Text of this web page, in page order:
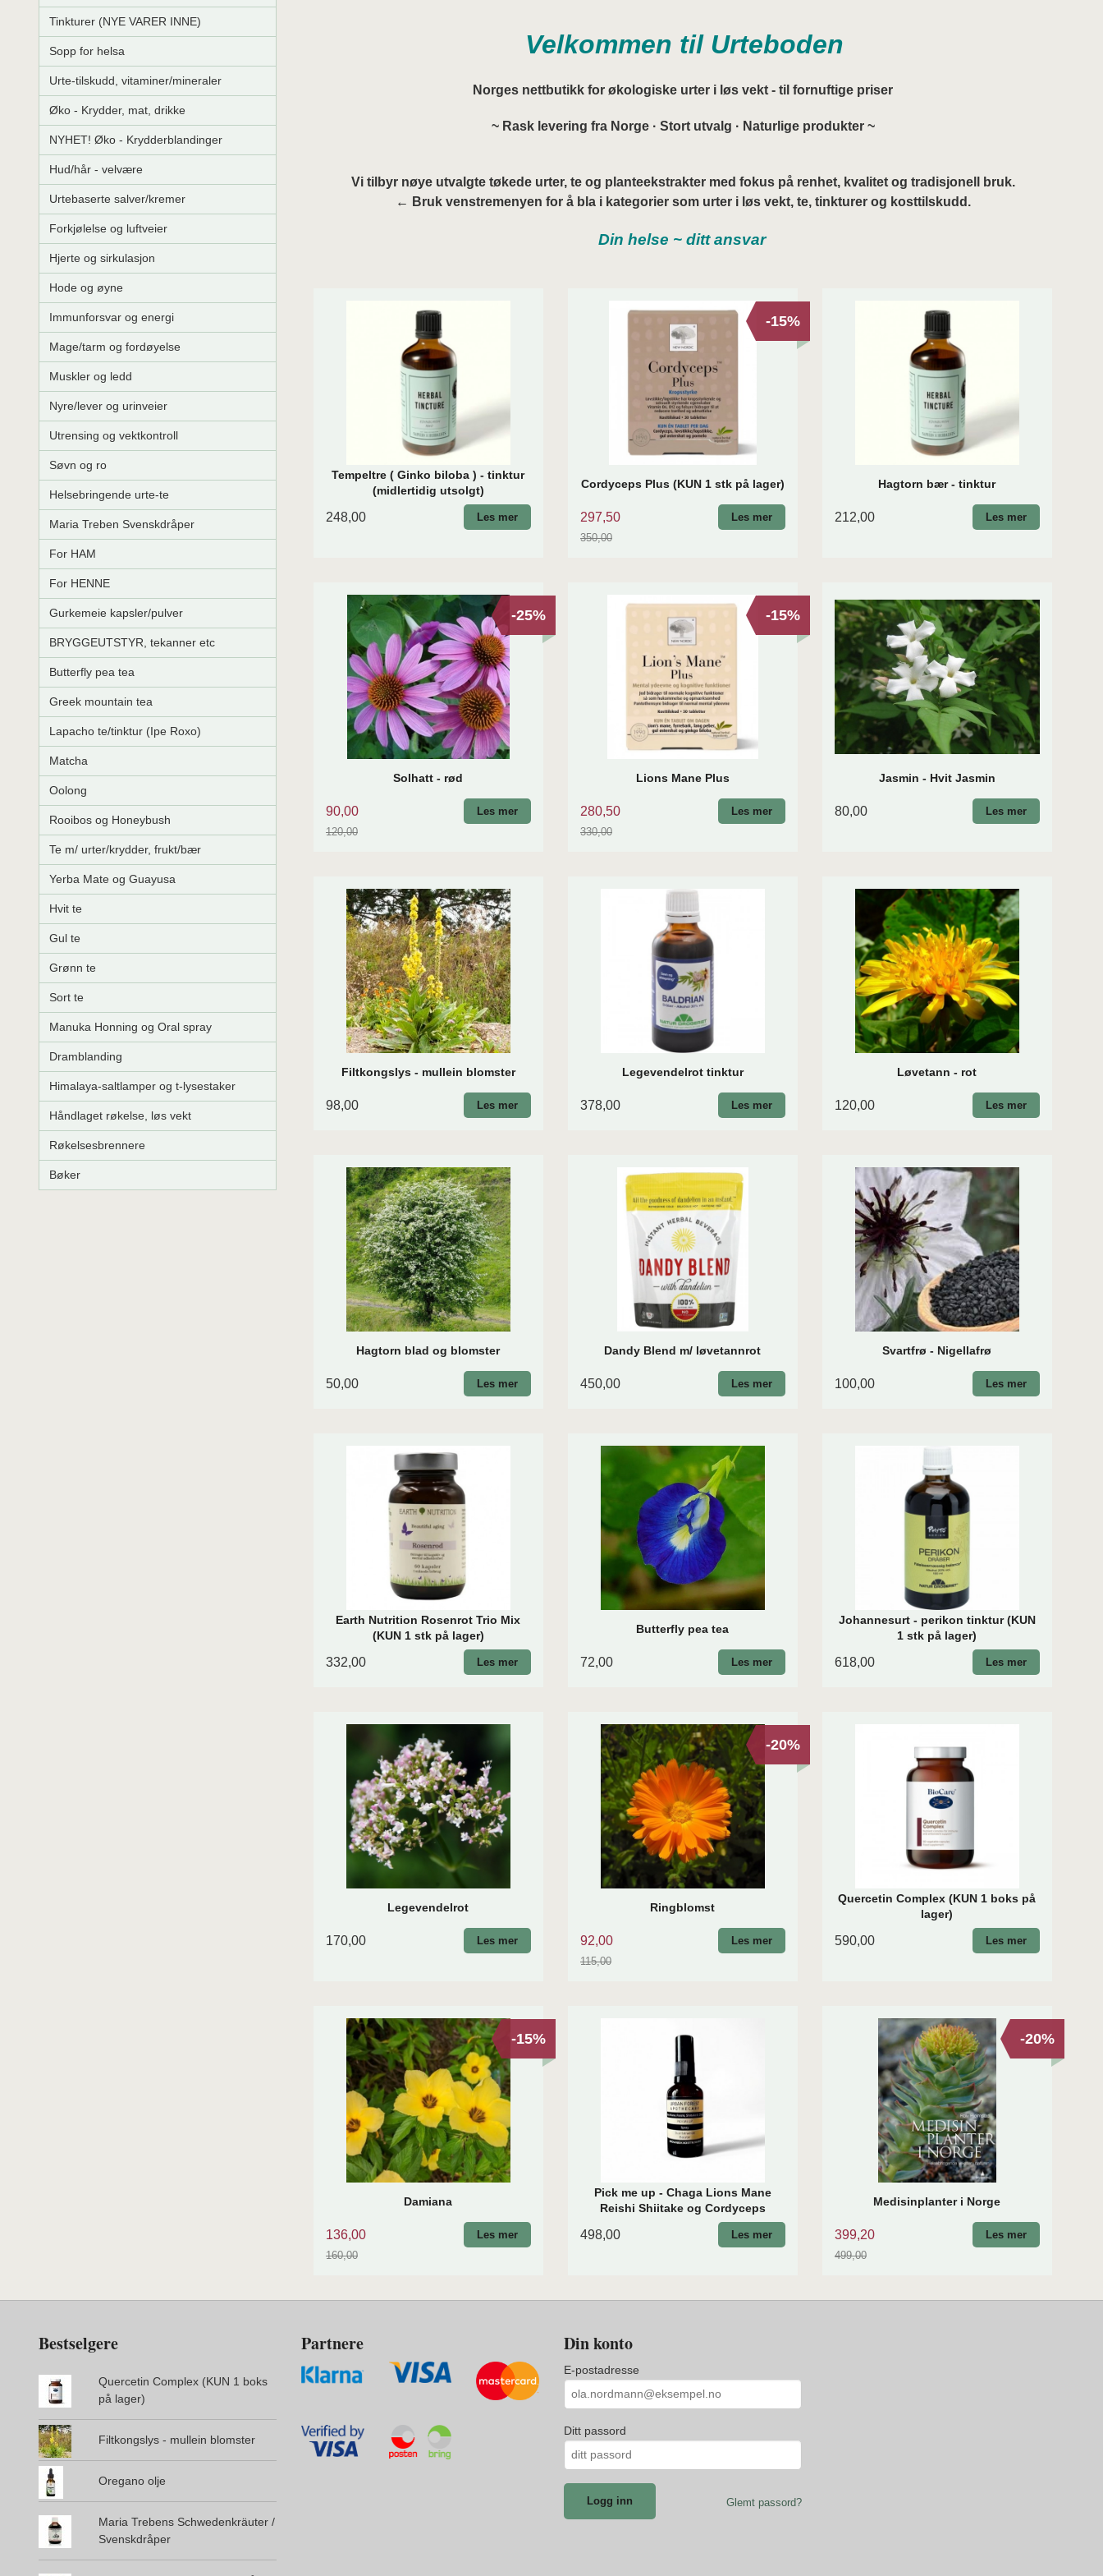
Tinkturer (NYE VARER INNE)
Sopp for helsa
Urte-tilskudd, vitaminer/mineraler
Øko - Krydder, mat, drikke
NYHET! Øko - Krydderblandinger
Hud/hår - velvære
Urtebaserte salver/kremer
Forkjølelse og luftveier
Hjerte og sirkulasjon
Hode og øyne
Immunforsvar og energi
Mage/tarm og fordøyelse
Muskler og ledd
Nyre/lever og urinveier
Utrensing og vektkontroll
Søvn og ro
Helsebringende urte-te
Maria Treben Svenskdråper
For HAM
For HENNE
Gurkemeie kapsler/pulver
BRYGGEUTSTYR, tekanner etc
Butterfly pea tea
Greek mountain tea
Lapacho te/tinktur (Ipe Roxo)
Matcha
Oolong
Rooibos og Honeybush
Te m/ urter/krydder, frukt/bær
Yerba Mate og Guayusa
Hvit te
Gul te
Grønn te
Sort te
Manuka Honning og Oral spray
Dramblanding
Himalaya-saltlamper og t-lysestaker
Håndlaget røkelse, løs vekt
Røkelsesbrennere
Bøker
Velkommen til Urteboden
Norges nettbutikk for økologiske urter i løs vekt - til fornuftige priser
~ Rask levering fra Norge · Stort utvalg · Naturlige produkter ~
Vi tilbyr nøye utvalgte tøkede urter, te og planteekstrakter med fokus på renhet, kvalitet og tradisjonell bruk.
← Bruk venstremenyen for å bla i kategorier som urter i løs vekt, te, tinkturer og kosttilskudd.
Din helse ~ ditt ansvar
Tempeltre ( Ginko biloba ) - tinktur
(midlertidig utsolgt)
248,00 Les mer
Cordyceps Plus (KUN 1 stk på lager)
297,50
350,00
-15%
Les mer
Hagtorn bær - tinktur
212,00 Les mer
Solhatt - rød
90,00
120,00
-25%
Les mer
Lions Mane Plus
280,50
330,00
-15%
Les mer
Jasmin - Hvit Jasmin
80,00 Les mer
Filtkongslys - mullein blomster
98,00 Les mer
Legevendelrot tinktur
378,00 Les mer
Løvetann - rot
120,00 Les mer
Hagtorn blad og blomster
50,00 Les mer
Dandy Blend m/ løvetannrot
450,00 Les mer
Svartfrø - Nigellafrø
100,00 Les mer
Earth Nutrition Rosenrot Trio Mix
(KUN 1 stk på lager)
332,00 Les mer
Butterfly pea tea
72,00 Les mer
Johannesurt - perikon tinktur (KUN
1 stk på lager)
618,00 Les mer
Legevendelrot
170,00 Les mer
Ringblomst
92,00
115,00
-20%
Les mer
Quercetin Complex (KUN 1 boks på
lager)
590,00 Les mer
Damiana
136,00
160,00
-15%
Les mer
Pick me up - Chaga Lions Mane
Reishi Shiitake og Cordyceps
498,00 Les mer
Medisinplanter i Norge
399,20
499,00
-20%
Les mer
Bestselgere
Quercetin Complex (KUN 1 boks
på lager)
Filtkongslys - mullein blomster
Oregano olje
Maria Trebens Schwedenkräuter /
Svenskdråper
Partnere Din konto
E-postadresse
Ditt passord
Glemt passord?